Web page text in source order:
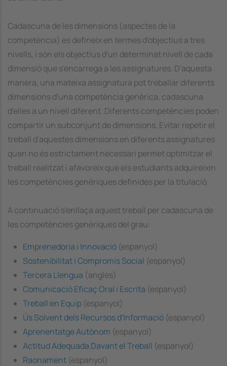
Cadascuna de les dimensions (aspectes de la
competència) es defineix en termes d'objectius a tres
nivells, i són els objectius d'un determinat nivell de cada
dimensió que s'encarrega a les assignatures. D'aquesta
manera, una mateixa assignatura pot treballar diferents
dimensions d'una competència genèrica, cadascuna
d'elles a un nivell diferent. Diferents competències poden
compartir un subconjunt de dimensions. Evitar repetir el
treball d'aquestes dimensions en diferents assignatures
quan no és estrictament necessari permet optimitzar el
treball realitzat i afavoreix que els estudiants adquireixin
les competències genèriques definides per la titulació.
A continuació s'enllaça aquest treball per cadascuna de
les competències genèriques del grau:
Emprenedoria i Innovació (espanyol)
Sostenibilitat i Compromís Social (espanyol)
Tercera Llengua (anglès)
Comunicació Eficaç Oral i Escrita (espanyol)
Treball en Equip (espanyol)
Ús Solvent dels Recursos d'Informació (espanyol)
Aprenentatge Autònom (espanyol)
Actitud Adequada Davant el Treball (espanyol)
Raonament (espanyol)